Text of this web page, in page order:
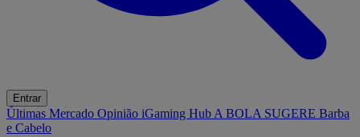
Entrar
Últimas Mercado Opinião iGaming Hub A BOLA SUGERE Barba
e Cabelo